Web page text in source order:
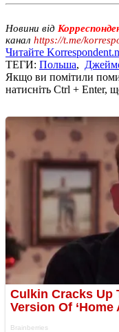
Новини від
канал https://t.me/
Читайте
ТЕГИ: Польша,
Якщо ви помітили
натисніть Ctrl + Enter,